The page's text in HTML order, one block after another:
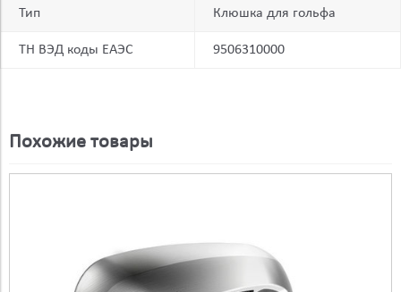
Тип Клюшка для гольфа
ТН ВЭД коды ЕАЭС 9506310000
Похожие товары